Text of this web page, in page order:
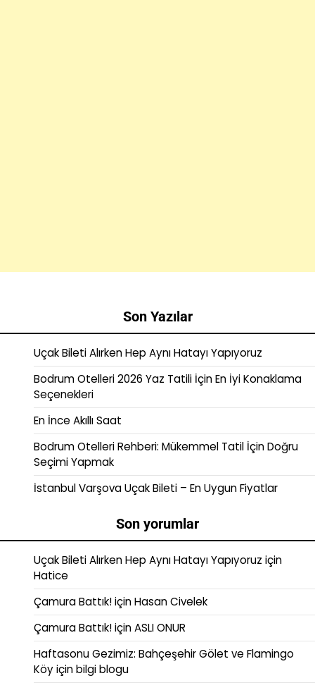
Son Yazılar
Uçak Bileti Alırken Hep Aynı Hatayı Yapıyoruz
Bodrum Otelleri 2026 Yaz Tatili İçin En İyi Konaklama
Seçenekleri
En İnce Akıllı Saat
Bodrum Otelleri Rehberi: Mükemmel Tatil İçin Doğru
Seçimi Yapmak
İstanbul Varşova Uçak Bileti – En Uygun Fiyatlar
Son yorumlar
Uçak Bileti Alırken Hep Aynı Hatayı Yapıyoruz için
Hatice
Çamura Battık!içinHasan Civelek
Çamura Battık!içinASLI ONUR
Haftasonu Gezimiz: Bahçeşehir Gölet ve Flamingo
Köyiçinbilgi blogu